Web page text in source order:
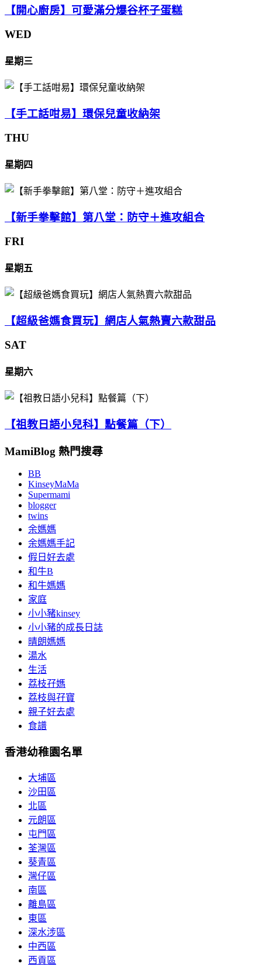
【開心廚房】可愛滿分爆谷杯子蛋糕
WED
星期三
【手工話咁易】環保兒童收納架
THU
星期四
【新手拳擊館】第八堂：防守＋進攻組合
FRI
星期五
【超級爸媽食買玩】網店人氣熱賣六款甜品
SAT
星期六
【祖教日語小兒科】點餐篇（下）
MamiBlog 熱門搜尋
BB
KinseyMaMa
Supermami
blogger
twins
余媽媽
余媽媽手記
假日好去處
和牛B
和牛媽媽
家庭
小小豬kinsey
小小豬的成長日誌
晴朗媽媽
湯水
生活
荔枝孖媽
荔枝與孖寶
親子好去處
食譜
香港幼稚園名單
大埔區
沙田區
北區
元朗區
屯門區
荃灣區
葵青區
灣仔區
南區
離島區
東區
深水涉區
中西區
西貢區